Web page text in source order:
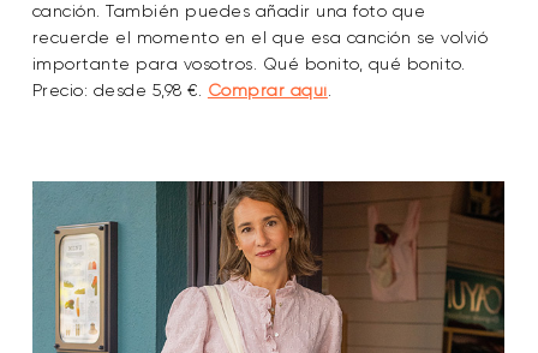
canción. También puedes añadir una foto que
recuerde el momento en el que esa canción se volvió
importante para vosotros. Qué bonito, qué bonito.
Precio: desde 5,98 €. Comprar aquí.